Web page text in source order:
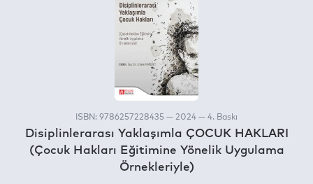
ISBN: 9786257228435 — 2024 — 4. Baskı
Disiplinlerarası Yaklaşımla ÇOCUK HAKLARI
(Çocuk Hakları Eğitimine Yönelik Uygulama
Örnekleriyle)